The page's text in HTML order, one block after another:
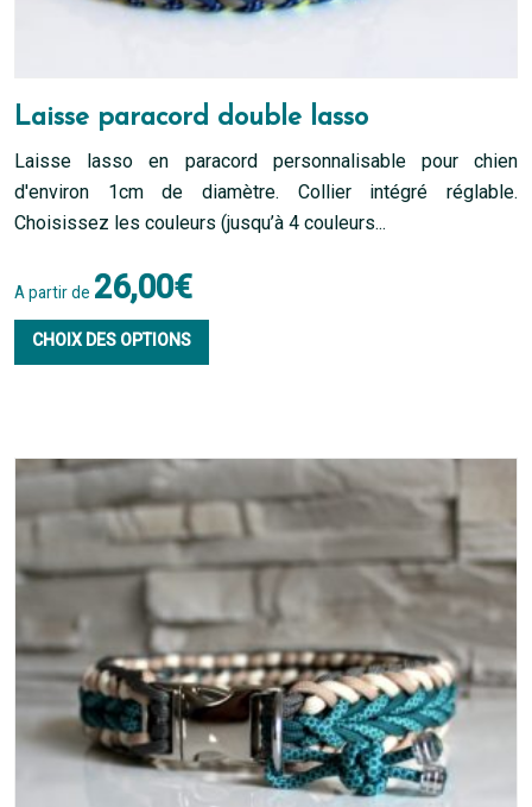
Laisse paracord double lasso
Laisse lasso en paracord personnalisable pour chien
d'environ 1cm de diamètre. Collier intégré réglable.
Choisissez les couleurs (jusqu’à 4 couleurs...
A partir de 26,00€
CHOIX DES OPTIONS
variations.
Les
options
choisies
sur
la
page